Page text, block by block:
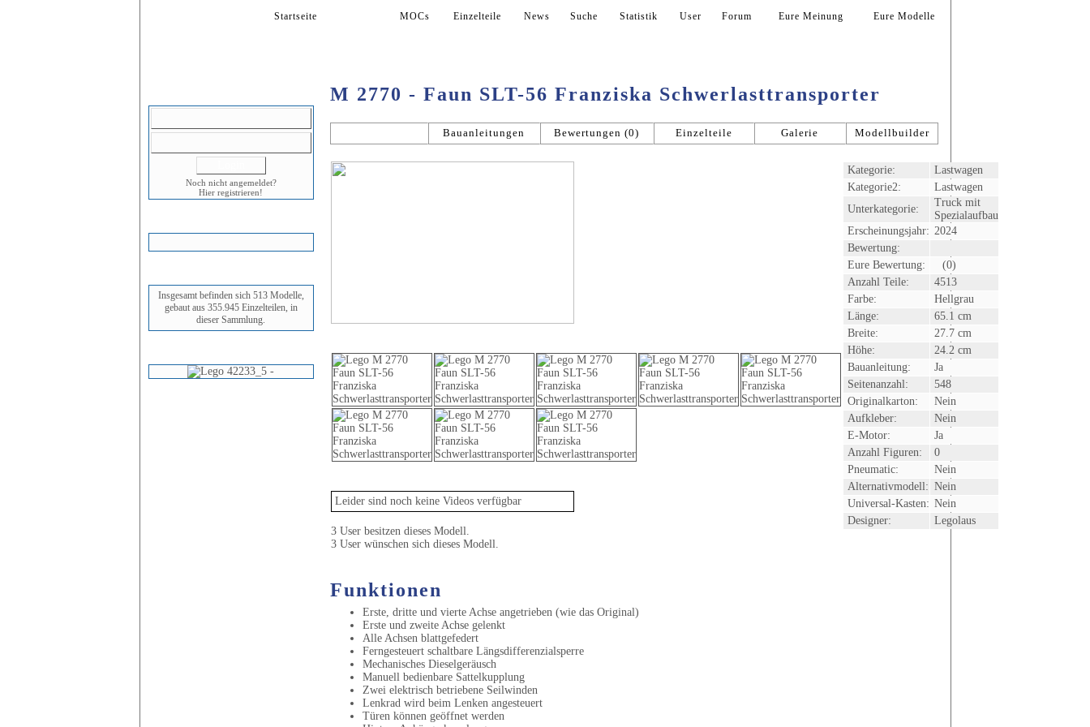
Startseite MOCs Einzelteile News Suche Statistik User Forum Eure Meinung Eure Modelle
Noch nicht angemeldet?
Hier registrieren!
Insgesamt befinden sich 513 Modelle,
gebaut aus 355.945 Einzelteilen, in
dieser Sammlung.
M 2770 - Faun SLT-56 Franziska Schwerlasttransporter
Bauanleitungen Bewertungen (0) Einzelteile Galerie Modellbuilder
Leider sind noch keine Videos verfügbar
3 User besitzen dieses Modell.
3 User wünschen sich dieses Modell.
Kategorie:
Lastwagen
Kategorie2:
Lastwagen
Unterkategorie:
Truck mit
Spezialaufbau
Erscheinungsjahr: 2024
Bewertung:
Eure Bewertung:
(0)
Anzahl Teile:
4513
Farbe:
Hellgrau
Länge:
65.1 cm
Breite:
27.7 cm
Höhe:
24.2 cm
Bauanleitung:
Ja
Seitenanzahl:
548
Originalkarton:
Nein
Aufkleber:
Nein
E-Motor:
Ja
Anzahl Figuren:
0
Pneumatic:
Nein
Alternativmodell: Nein
Universal-Kasten: Nein
Designer:
Legolaus
Funktionen
Erste, dritte und vierte Achse angetrieben (wie das Original)
Erste und zweite Achse gelenkt
Alle Achsen blattgefedert
Ferngesteuert schaltbare Längsdifferenzialsperre
Mechanisches Dieselgeräusch
Manuell bedienbare Sattelkupplung
Zwei elektrisch betriebene Seilwinden
Lenkrad wird beim Lenken angesteuert
Türen können geöffnet werden